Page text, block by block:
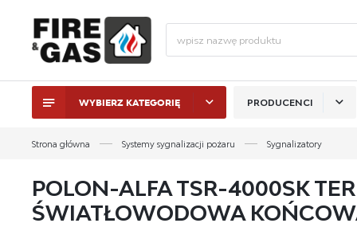
WYBIERZ KATEGORIĘ PRODUCENCI
Strona główna Systemy sygnalizacji pożaru Sygnalizatory
POLON-ALFA TSR-4000SK
ŚWIATŁOWODOWA